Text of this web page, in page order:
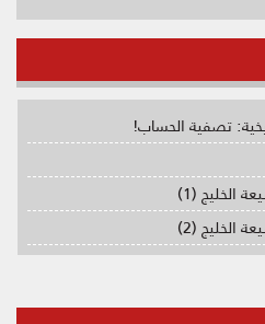
تصفية الحساب!
الخليج (1)
الخليج (2)